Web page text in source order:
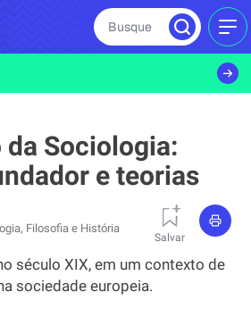
Busque
Sociologia:
e teorias
Filosofia e História
Salvar
século XIX, em um contexto de
sociedade europeia.